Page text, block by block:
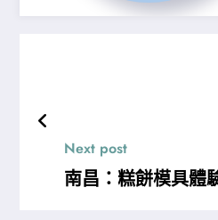
Next post
南昌：糕餅模具體